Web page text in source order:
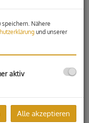
nach Graz ?
Lassnitzhöhe bietet
Nähere
und unserer
aktiv
Alle akzeptieren